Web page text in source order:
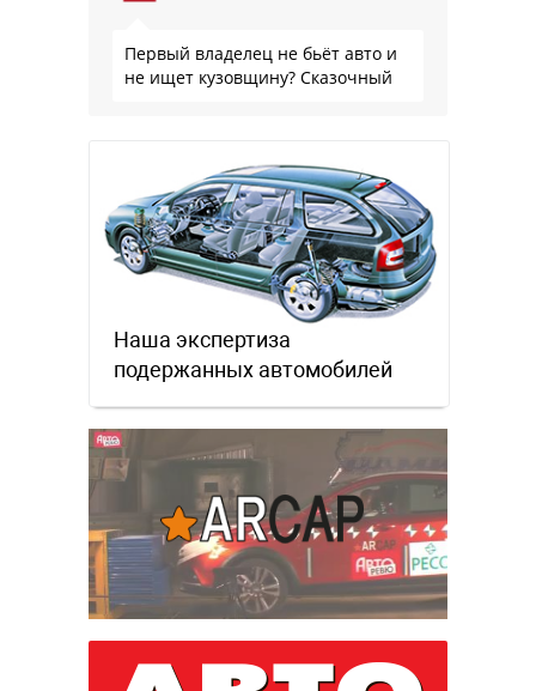
Первый владелец не бьёт авто и
не ищет кузовщину? Сказочный
Наша экспертиза
подержанных автомобилей